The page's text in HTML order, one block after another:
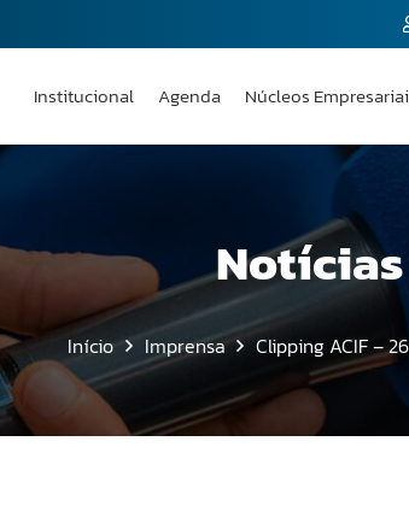
Institucional Agenda Núcleos
Notícias
Início Imprensa Clipping ACIF –